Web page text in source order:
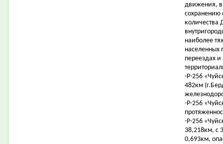
движения, в
сохранению
количества
наиболее
населенных
переездах
-Р-256
482км
-Р-256
-Р-256
38,218км, с
0,693км,